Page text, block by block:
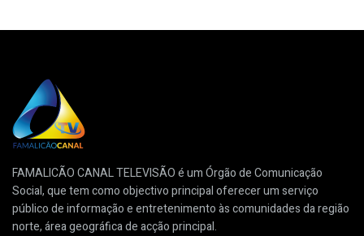
FAMALICÃO CANAL TELEVISÃO é um Órgão de Comunicação
Social, que tem como objectivo principal oferecer um serviço
público de informação e entretenimento às comunidades da região
norte, área geográfica de acção principal.